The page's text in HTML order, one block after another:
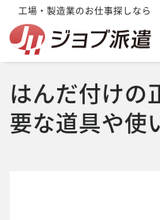
工場・製造業のお仕事探しなら
はんだ付けの
要な道具や使